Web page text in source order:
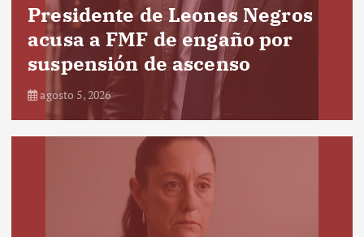
Presidente de Leones Negros
acusa a FMF de engaño por
suspensión de ascenso
agosto 5, 2026